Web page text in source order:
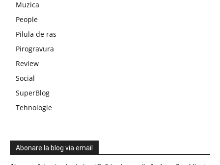
Muzica
People
Pilula de ras
Pirogravura
Review
Social
SuperBlog
Tehnologie
Abonare la blog via email